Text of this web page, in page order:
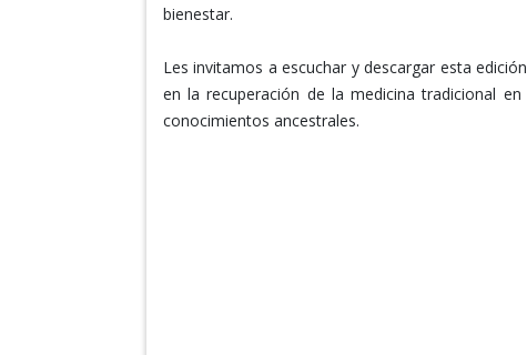
bienestar.
Les invitamos a escuchar y descargar esta
en la recuperación de la medicina tradicional
conocimientos ancestrales.